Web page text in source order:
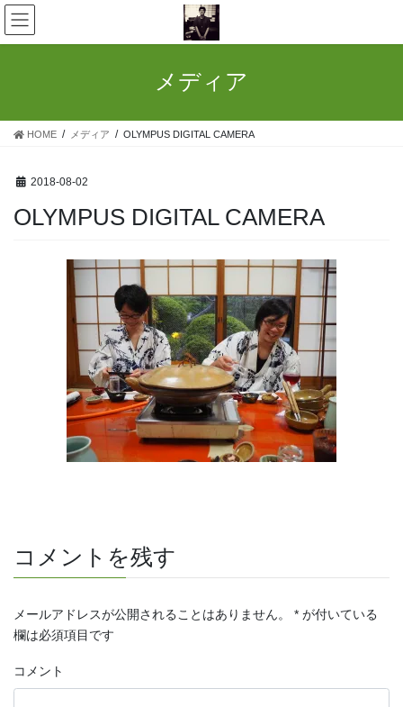
コ
ン
テ
ス
ナ
ビ
ゲ
ン
メディア
HOME メディア OLYMPUS DIGITAL CAMERA
2018-08-02
OLYMPUS DIGITAL CAMERA
コメントを残す
メールアドレスが公開されることはありません。 * が付いている
欄は必須項目です
コメント